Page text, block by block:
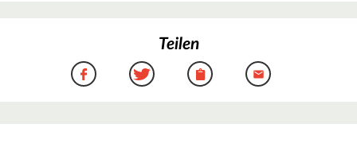
Teilen